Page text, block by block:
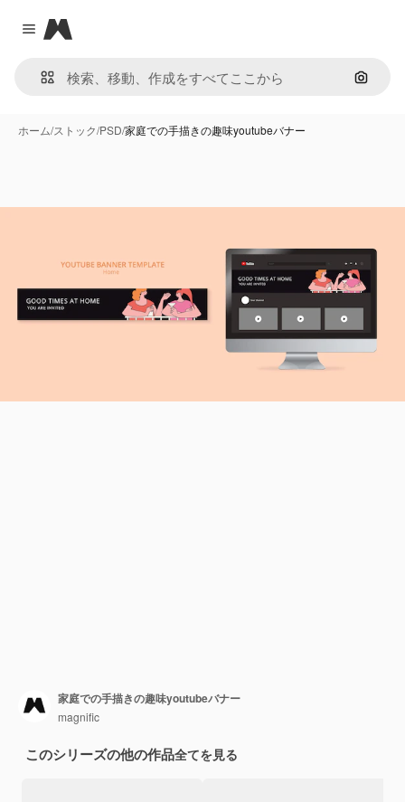
Close menu
Magnific
画像で
ホーム/ストック/PSD/家庭での手描きの趣味youtubeバナー
家庭での手描きの趣味youtubeバナー
magnific
このシリーズの他の作品全てを見る